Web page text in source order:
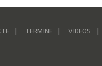
TERMINE VIDEOS